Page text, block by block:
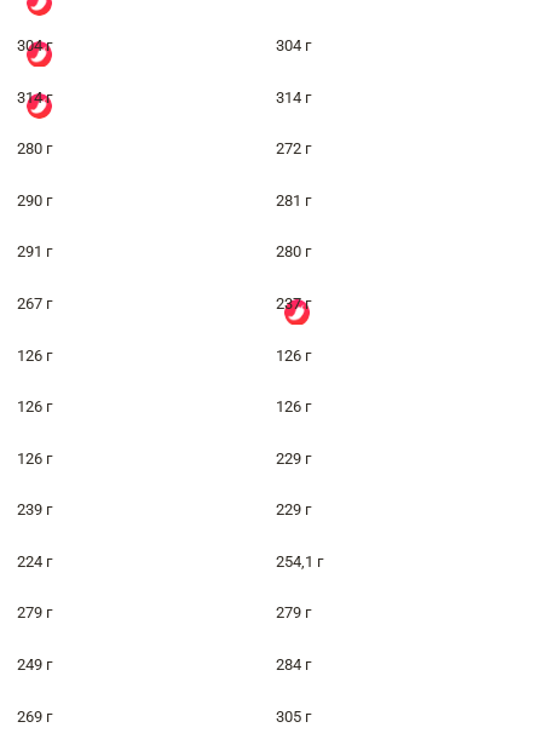
304 г 304 г
314 г 314 г
280 г 272 г
290 г 281 г
291 г 280 г
267 г 237 г
126 г 126 г
126 г 126 г
126 г 229 г
239 г 229 г
224 г 254,1 г
279 г 279 г
249 г 284 г
269 г 305 г